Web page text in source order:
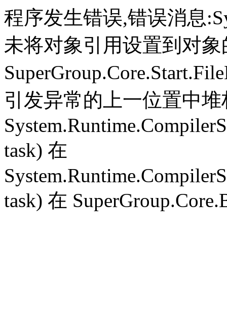
程序发生错误,错误消息
未将对象引用设置到对
引发异常的上一位置中
task) 在
task) 在